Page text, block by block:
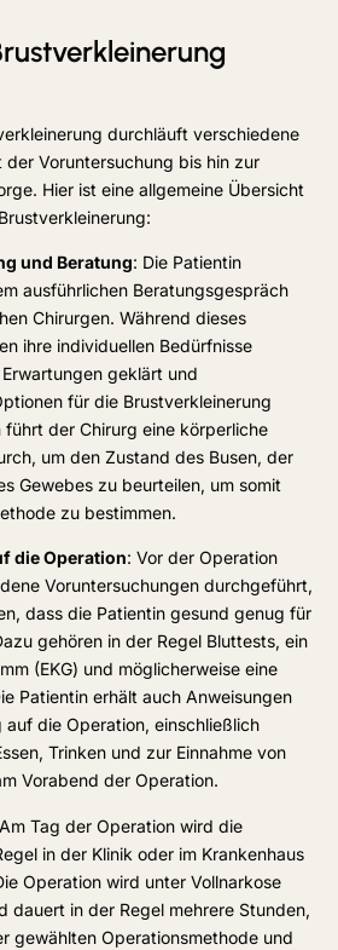
durchläuft verschiedene
der Voruntersuchung bis hin zur
Hier ist eine allgemeine Übersicht
und Beratung: Die Patientin
ausführlichen Beratungsgespräch
Chirurgen. Während dieses
ihre individuellen Bedürfnisse
geklärt und
für die Brustverkleinerung
der Chirurg eine körperliche
um den Zustand des Busen, der
Gewebes zu beurteilen, um somit
zu bestimmen.
die Operation: Vor der Operation
Voruntersuchungen durchgeführt,
dass die Patientin gesund genug für
gehören in der Regel Bluttests, ein
(EKG) und möglicherweise eine
Patientin erhält auch Anweisungen
auf die Operation, einschließlich
Trinken und zur Einnahme von
Vorabend der Operation.
Tag der Operation wird die
in der Klinik oder im Krankenhaus
Operation wird unter Vollnarkose
dauert in der Regel mehrere Stunden,
gewählten Operationsmethode und